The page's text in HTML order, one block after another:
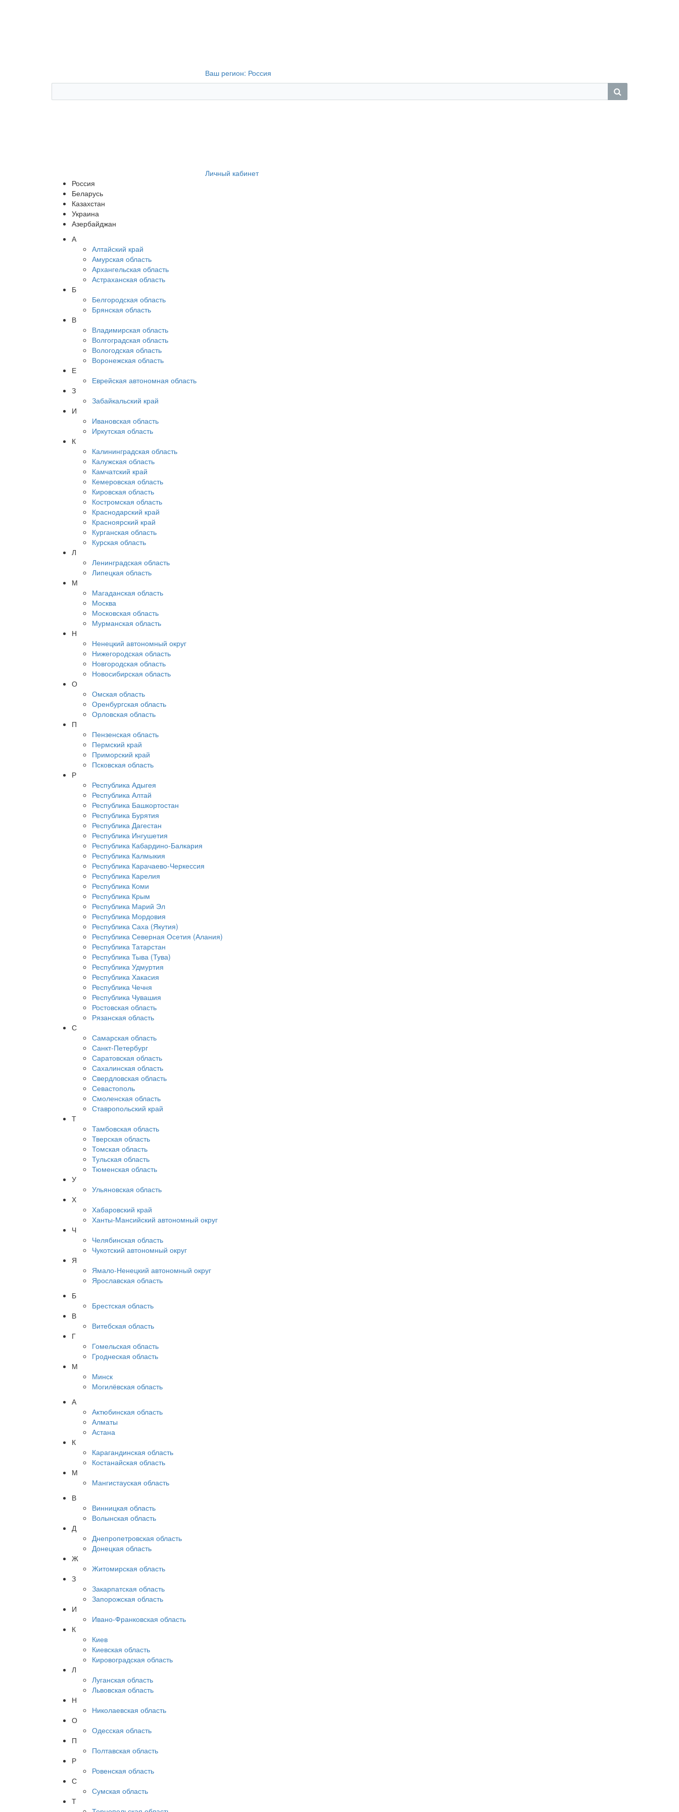
Ваш регион: Россия
Личный кабинет
Россия
Беларусь
Казахстан
Украина
Азербайджан
А
Алтайский край
Амурская область
Архангельская область
Астраханская область
Б
Белгородская область
Брянская область
В
Владимирская область
Волгоградская область
Вологодская область
Воронежская область
Е
Еврейская автономная область
З
Забайкальский край
И
Ивановская область
Иркутская область
К
Калининградская область
Калужская область
Камчатский край
Кемеровская область
Кировская область
Костромская область
Краснодарский край
Красноярский край
Курганская область
Курская область
Л
Ленинградская область
Липецкая область
М
Магаданская область
Москва
Московская область
Мурманская область
Н
Ненецкий автономный округ
Нижегородская область
Новгородская область
Новосибирская область
О
Омская область
Оренбургская область
Орловская область
П
Пензенская область
Пермский край
Приморский край
Псковская область
Р
Республика Адыгея
Республика Алтай
Республика Башкортостан
Республика Бурятия
Республика Дагестан
Республика Ингушетия
Республика Кабардино-Балкария
Республика Калмыкия
Республика Карачаево-Черкессия
Республика Карелия
Республика Коми
Республика Крым
Республика Марий Эл
Республика Мордовия
Республика Саха (Якутия)
Республика Северная Осетия (Алания)
Республика Татарстан
Республика Тыва (Тува)
Республика Удмуртия
Республика Хакасия
Республика Чечня
Республика Чувашия
Ростовская область
Рязанская область
С
Самарская область
Санкт-Петербург
Саратовская область
Сахалинская область
Свердловская область
Севастополь
Смоленская область
Ставропольский край
Т
Тамбовская область
Тверская область
Томская область
Тульская область
Тюменская область
У
Ульяновская область
Х
Хабаровский край
Ханты-Мансийский автономный округ
Ч
Челябинская область
Чукотский автономный округ
Я
Ямало-Ненецкий автономный округ
Ярославская область
Б
Брестская область
В
Витебская область
Г
Гомельская область
Гроднеская область
М
Минск
Могилёвская область
А
Актюбинская область
Алматы
Астана
К
Карагандинская область
Костанайская область
М
Мангистауская область
В
Винницкая область
Волынская область
Д
Днепропетровская область
Донецкая область
Ж
Житомирская область
З
Закарпатская область
Запорожская область
И
Ивано-Франковская область
К
Киев
Киевская область
Кировоградская область
Л
Луганская область
Львовская область
Н
Николаевская область
О
Одесская область
П
Полтавская область
Р
Ровенская область
С
Сумская область
Т